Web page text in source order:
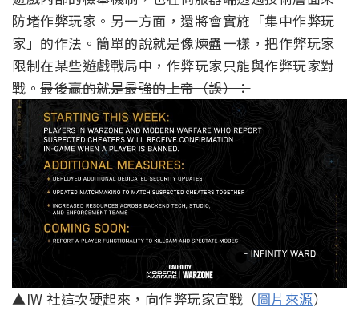
防堵作弊玩家。另一方面，還將會實施「集中作弊玩
家」的作法。簡單的說就是像煉蠱一樣，把作弊玩家
限制在某些遊戲戰局中，作弊玩家只能與作弊玩家對
戰。 最後贏的就是最強的上帝（誤）：
▲IW 社這次硬起來，向作弊玩家宣戰（圖片來源）